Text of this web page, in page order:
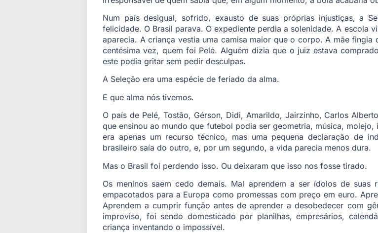
Num país desigual, sofrido, exausto de suas próprias injustiças, a
felicidade. O Brasil parava. O expediente perdia a solenidade. A escola
aparecia. A criança vestia uma camisa maior que o corpo. A mãe
centésima vez, quem foi Pelé. Alguém dizia que o juiz estava
este podia gritar sem pedir desculpas.
A Seleção era uma espécie de feriado da alma.
E que alma nós tivemos.
O país de Pelé, Tostão, Gérson, Didi, Amarildo, Jairzinho, Carlos
que ensinou ao mundo que futebol podia ser geometria, música,
era apenas um recurso técnico, mas uma pequena declaração de
brasileiro saía do outro, e, por um segundo, a vida parecia menos dura.
Mas o Brasil foi perdendo isso. Ou deixaram que isso nos fosse tirado.
Os meninos saem cedo demais. Mal aprendem a ser ídolos de
empacotados para a Europa como promessas com preço em euro.
Aprendem a cumprir função antes de aprender a desobedecer com
improviso, foi sendo domesticado por planilhas, empresários,
criança inventando o impossível.